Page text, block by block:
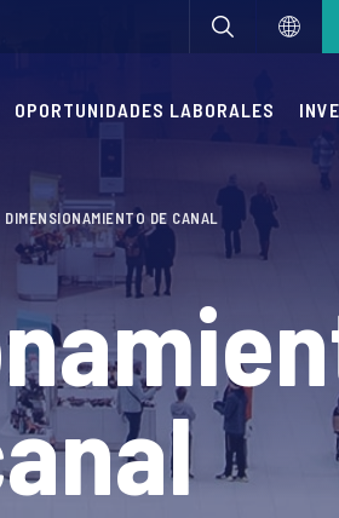
OPORTUNIDADES LABORALES
DIMENSIONAMIENTO DE CANAL